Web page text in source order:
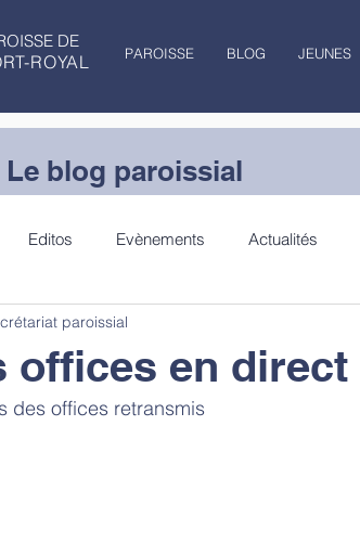
DE
ROYAL PAROISSE BLOG JEUNES
Editos Evènements Actualités
Conseils de lecture
offices en direct
paroissial
des offices retransmis
Le blog paroissial